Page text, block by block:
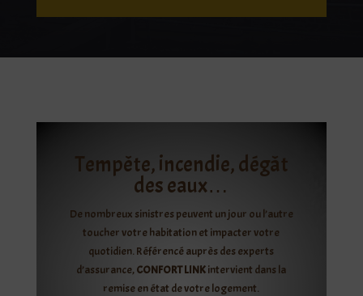
Tempête, incendie, dégât
des eaux…
De nombreux sinistres peuvent un jour ou l’autre
toucher votre habitation et impacter votre
quotidien. Référencé auprès des experts
d’assurance,CONFORT LINKintervient dans la
remise en état de votre logement.